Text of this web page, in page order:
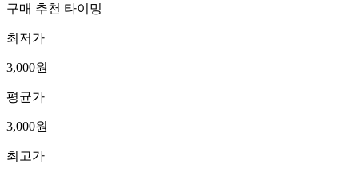
구매 추천 타이밍
최저가
3,000원
평균가
3,000원
최고가